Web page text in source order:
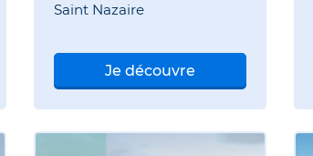
Saint Nazaire
Je découvre